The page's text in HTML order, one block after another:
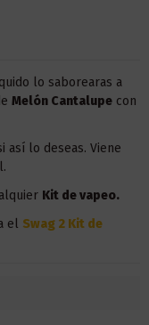
lo saborearas a
Melón Cantalupecon
así lo deseas. Viene
Kit de vapeo.
el Swag 2 Kit de